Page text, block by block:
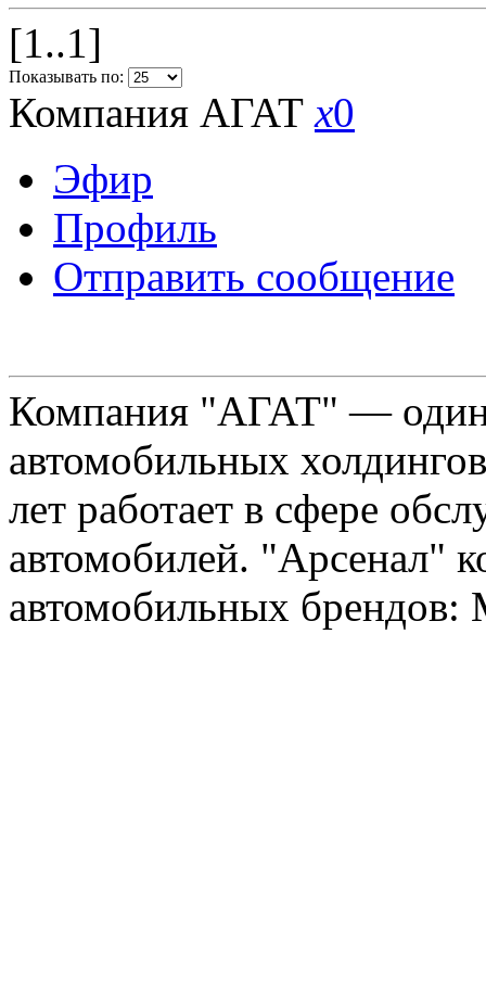
[1..1]
Показывать по:
Компания АГАТx0
Эфир
Профиль
Отправить сообщение
Компания "АГАТ" —
автомобильных
лет работает в сфере
автомобилей. "Арсенал"
автомобильных